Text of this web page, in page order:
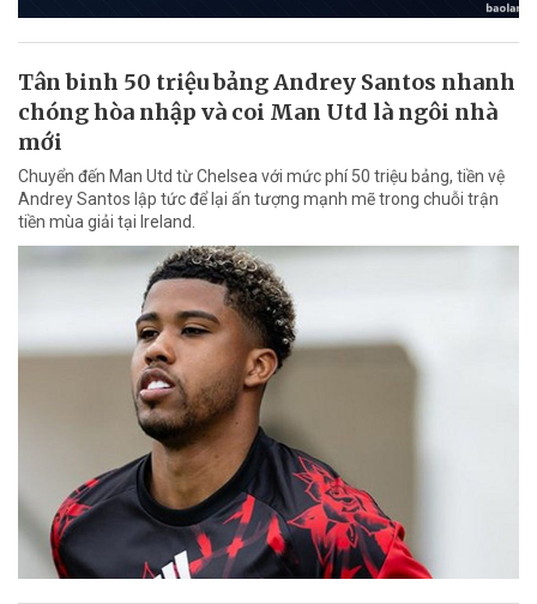
Tân binh 50 triệu bảng Andrey Santos nhanh
chóng hòa nhập và coi Man Utd là ngôi nhà
mới
Chuyển đến Man Utd từ Chelsea với mức phí 50 triệu bảng, tiền vệ
Andrey Santos lập tức để lại ấn tượng mạnh mẽ trong chuỗi trận
tiền mùa giải tại Ireland.